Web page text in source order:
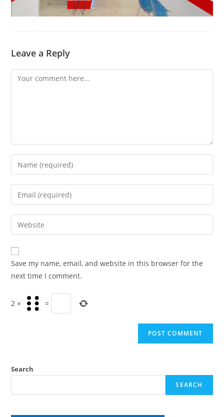
Leave a Reply
Comment
Enter
your
name
comment
Enter
your
email
address
comment
Enter
your
website
URL
(optional)
Save my name, email, and website in this browser for the
next time I comment.
2 × =
Search
SEARCH